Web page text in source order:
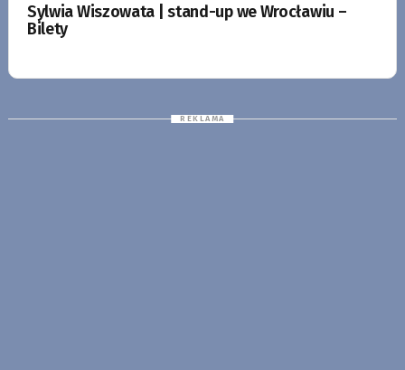
Sylwia Wiszowata | stand-up we Wrocławiu –
Bilety